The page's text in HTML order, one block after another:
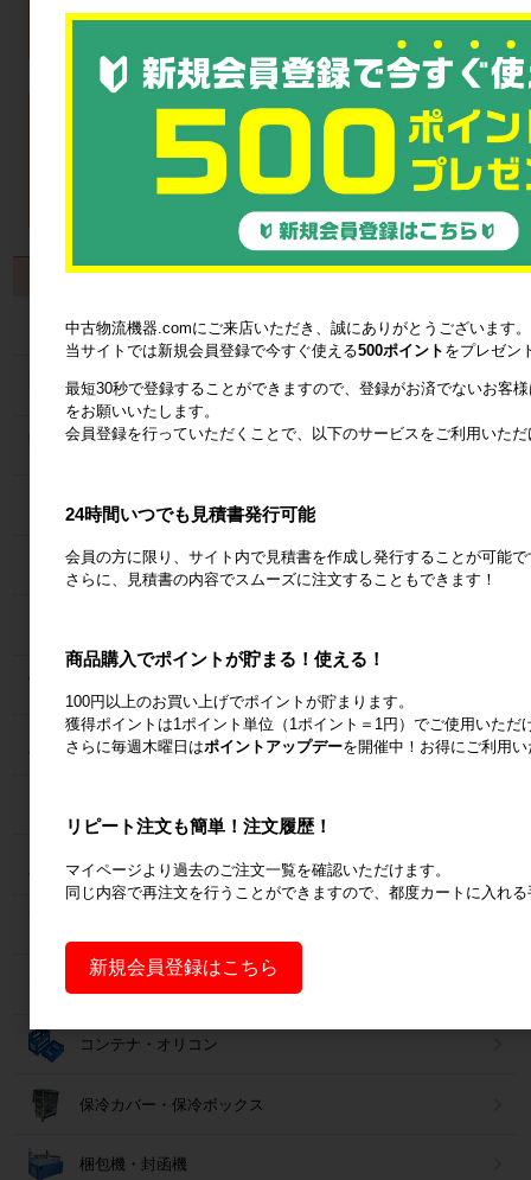
製品から探す
カゴ台車
ネスティングラック
メッシュパレット
６輪台車
ラック
フォークリフトスロープ
台車・手押し台車
コンテナ・オリコン
保冷カバー・保冷ボックス
梱包機・封函機
中古物流機器.comにご来店いただき、誠にありがとうございます。
当サイトでは新規会員登録で今すぐ使える500ポイント をプレゼン
最短30秒で登録することができますので、登録がお済でないお客
をお願いいたします。
会員登録を行っていただくことで、以下のサービスをご利用いた
24時間いつでも見積書発行可能
会員の方に限り、サイト内で見積書を作成し発行することが可能で
さらに、見積書の内容でスムーズに注文することもできます！
商品購入でポイントが貯まる！使える！
100円以上のお買い上げでポイントが貯まります。
獲得ポイントは1ポイント単位（1ポイント＝1円）でご使用いただ
さらに毎週木曜日はポイントアップデーを開催中！お得にご利用
リピート注文も簡単！注文履歴！
マイページより過去のご注文一覧を確認いただけます。
同じ内容で再注文を行うことができますので、都度カートに入れ
新規会員登録はこちら